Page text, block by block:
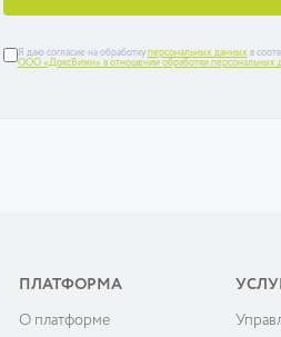
Я даю согласие на обработку персональных данных в
ООО «ДоксВижн» в отношении обработки персональных
ПЛАТФОРМА
О платформе